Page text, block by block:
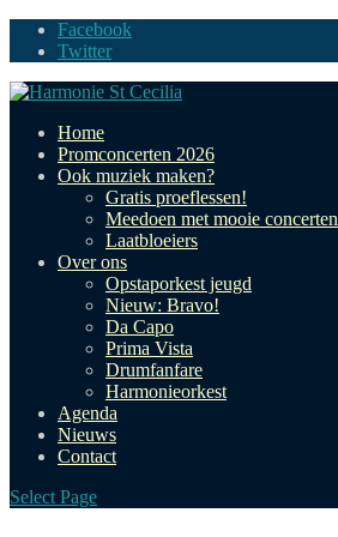
Facebook
Twitter
Home
Promconcerten 2026
Ook muziek maken?
Gratis proeflessen!
Meedoen met mooie concerten
Laatbloeiers
Over ons
Opstaporkest jeugd
Nieuw: Bravo!
Da Capo
Prima Vista
Drumfanfare
Harmonieorkest
Agenda
Nieuws
Contact
Select Page